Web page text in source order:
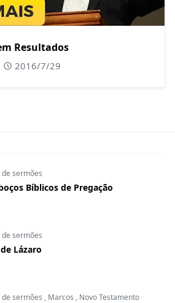
Resultados
2016/7/29
de sermões
Bíblicos de Pregação
de sermões
Lázaro
de sermões , Marcos , Novo Testamento